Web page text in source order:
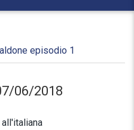
episodio 1
06/2018